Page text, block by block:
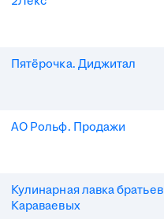
Пятёрочка. Диджитал
АО Рольф. Продажи
Кулинарная лавка братьев
Караваевых